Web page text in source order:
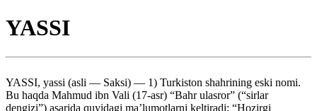
YASSI
YASSI, yassi (asli — Saksi) — 1) Turkiston shahrining eski nomi.
Bu haqda Mahmud ibn Vali (17-asr) “Bahr ulasror” (“sirlar
dengizi”) asarida quyidagi ma’lumotlarni keltiradi: “Hozirgi